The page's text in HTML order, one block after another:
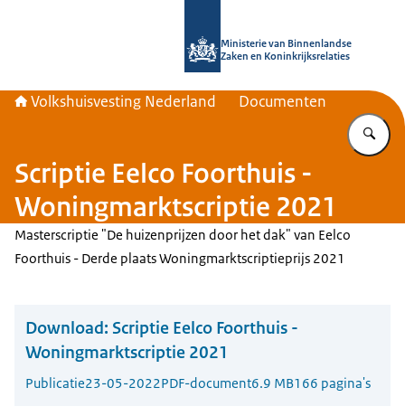
Ministerie van Binnenlandse
Zaken en Koninkrijksrelaties
Volkshuisvesting Nederland Documenten
Scriptie Eelco Foorthuis -
Woningmarktscriptie 2021
Masterscriptie "De huizenprijzen door het dak" van Eelco
Foorthuis - Derde plaats Woningmarktscriptieprijs 2021
Download: Scriptie Eelco Foorthuis -
Woningmarktscriptie 2021
Publicatie23-05-2022PDF-document6.9 MB166 pagina's